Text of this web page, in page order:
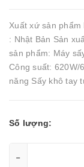
Xuất xứ sản
: Nhật Bản Sản
sản phẩm: Máy
Công suất: 620W/
năng Sấy khô tay
Số lượng:
-